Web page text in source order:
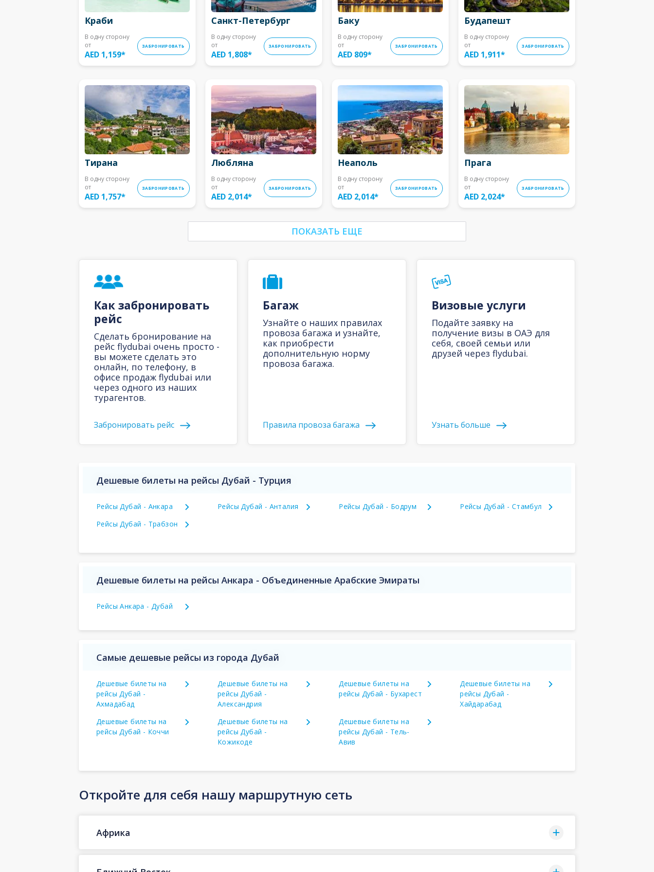
Краби
В одну сторону
от
AED 1,159*
ЗАБРОНИРОВАТЬ
Санкт-Петербург
В одну сторону
от
AED 1,808*
ЗАБРОНИРОВАТЬ
Баку
В одну сторону
от
AED 809*
ЗАБРОНИРОВАТЬ
Будапешт
В одну сторону
от
AED 1,911*
ЗАБРОНИРОВАТЬ
Тирана
В одну сторону
от
AED 1,757*
ЗАБРОНИРОВАТЬ
Любляна
В одну сторону
от
AED 2,014*
ЗАБРОНИРОВАТЬ
Неаполь
В одну сторону
от
AED 2,014*
ЗАБРОНИРОВАТЬ
Прага
В одну сторону
от
AED 2,024*
ЗАБРОНИРОВАТЬ
ПОКАЗАТЬ ЕЩЕ
Как забронировать
рейс
Сделать бронирование на
рейс flydubai очень просто -
вы можете сделать это
онлайн, по телефону, в
офисе продаж flydubai или
через одного из наших
турагентов.
Забронировать рейс
Багаж
Узнайте о наших правилах
провоза багажа и узнайте,
как приобрести
дополнительную норму
провоза багажа.
Правила провоза багажа
Визовые услуги
Подайте заявку на
получение визы в ОАЭ для
себя, своей семьи или
друзей через flydubai.
Узнать больше
Дешевые билеты на рейсы Дубай - Турция
Рейсы Дубай - Анкара Рейсы Дубай - Анталия Рейсы Дубай - Бодрум
Рейсы Дубай - Стамбул
Рейсы Дубай - Трабзон
Дешевые билеты на рейсы Анкара - Объединенные Арабские Эмираты
Рейсы Анкара - Дубай
Самые дешевые рейсы из города Дубай
Дешевые билеты на
рейсы Дубай -
Ахмадабад
Дешевые билеты на
рейсы Дубай -
Александрия
Дешевые билеты на
рейсы Дубай - Бухарест
Дешевые билеты на
рейсы Дубай -
Хайдарабад
Дешевые билеты на
рейсы Дубай - Коччи
Дешевые билеты на
рейсы Дубай -
Кожикоде
Дешевые билеты на
рейсы Дубай - Тель-
Авив
Откройте для себя нашу маршрутную сеть
Африка